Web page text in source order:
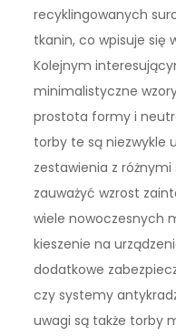
recyklingowanych
tkanin, co wpisuje się
Kolejnym
minimalistyczne
prostota formy i
torby te są niezwykle
zestawienia z
zauważyć wzrost
wiele nowoczesnych
kieszenie na
dodatkowe
czy systemy
uwagi są także torby